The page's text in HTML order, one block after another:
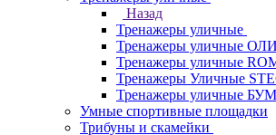
Назад
Тренажеры уличные
Тренажеры уличные
Тренажеры уличные
Тренажеры Уличные
Тренажеры уличные БУМ
Умные спортивные площадки
Трибуны и скамейки